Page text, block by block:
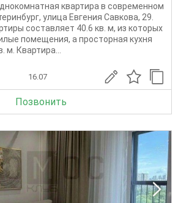
квартира в современном
улица Евгения Савкова, 29.
составляет 40.6 кв. м, из которых
помещения, а просторная кухня
Квартира...
16.07
Позвонить